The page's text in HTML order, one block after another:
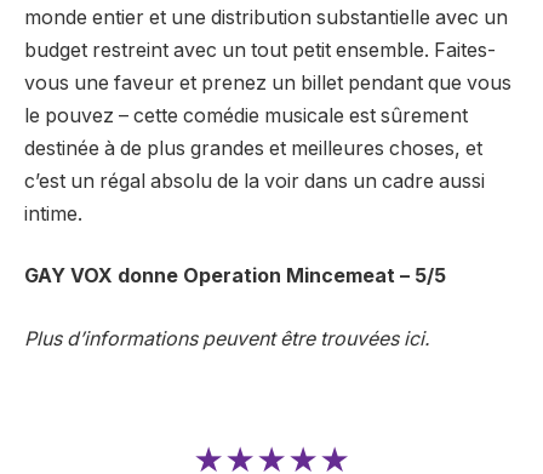
monde entier et une distribution substantielle avec un
budget restreint avec un tout petit ensemble. Faites-
vous une faveur et prenez un billet pendant que vous
le pouvez – cette comédie musicale est sûrement
destinée à de plus grandes et meilleures choses, et
c’est un régal absolu de la voir dans un cadre aussi
intime.
GAY VOX donne Operation Mincemeat – 5/5
Plus d’informations peuvent être trouvées ici.
★★★★★